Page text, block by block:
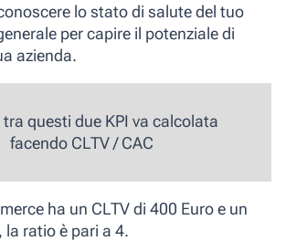
lo stato di salute del tuo
per capire il potenziale di
azienda.
questi due KPI va calcolata
facendo CLTV / CAC
ha un CLTV di 400 Euro e un
la ratio è pari a 4.